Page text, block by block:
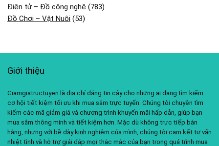
Điện tử – Đồ công nghệ (783)
Đồ Chơi – Vật Nuôi (53)
Giới thiệu
Giamgiatructuyen là địa chỉ đáng tin cậy cho những ai đang tìm kiếm
cơ hội tiết kiệm tối ưu khi mua sắm trực tuyến. Chúng tôi chuyên tìm
kiếm các mã giảm giá và chương trình khuyến mãi hấp dẫn, giúp bạn
mua sắm thông minh và tiết kiệm hơn. Mặc dù không trực tiếp bán
hàng, nhưng với bề dày kinh nghiệm của mình, chúng tôi cam kết tư vấn
nhiệt tình và hỗ trợ giải đáp mọi thắc mắc của bạn trong quá trình mua